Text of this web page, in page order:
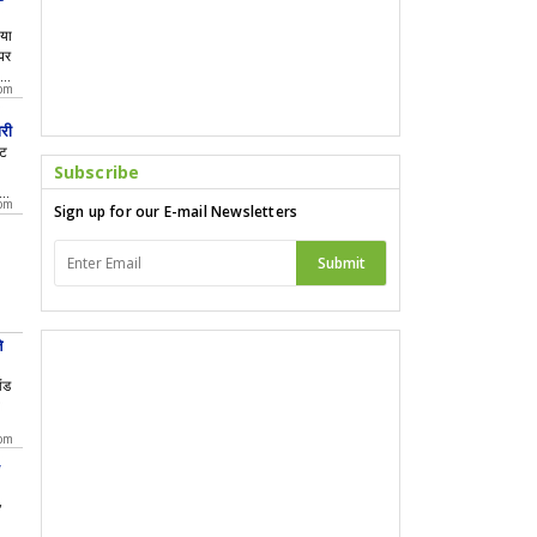
Subscribe
Sign up for our E-mail Newsletters
Submit